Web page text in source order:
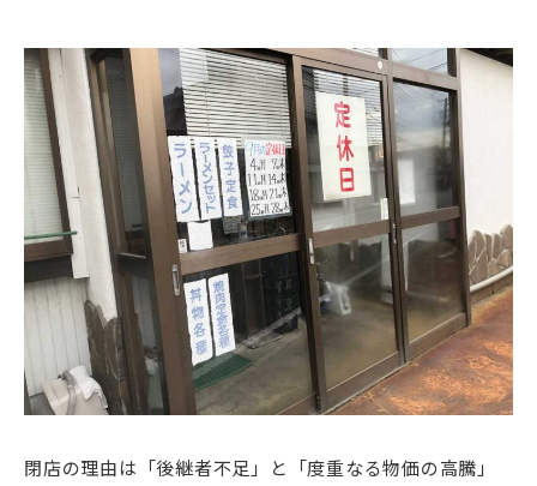
閉店の理由は「後継者不足」と「度重なる物価の高騰」